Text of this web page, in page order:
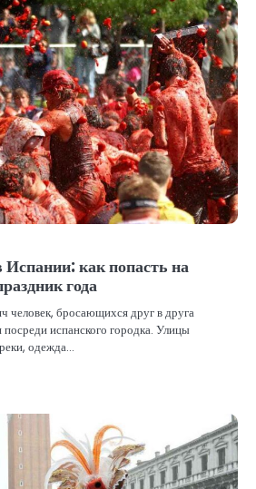
как попасть на
года
человек, бросающихся друг в друга
испанского городка. Улицы
одежда…